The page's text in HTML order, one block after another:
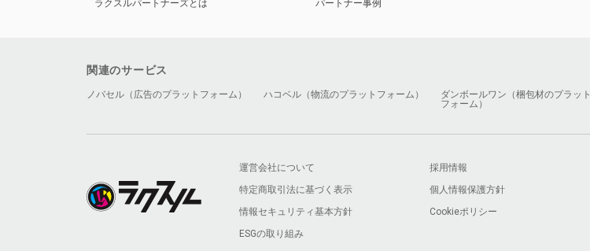
ラクスルパートナーズとは パートナー事例
関連のサービス
ノバセル（広告のプラットフォーム） ハコベル（物流のプラットフォーム）
ダンボールワン（梱包材のプラット
フォーム）
運営会社について 採用情報
特定商取引法に基づく表示
個人情報保護方針
情報セキュリティ基本方針
Cookieポリシー
ESGの取り組み